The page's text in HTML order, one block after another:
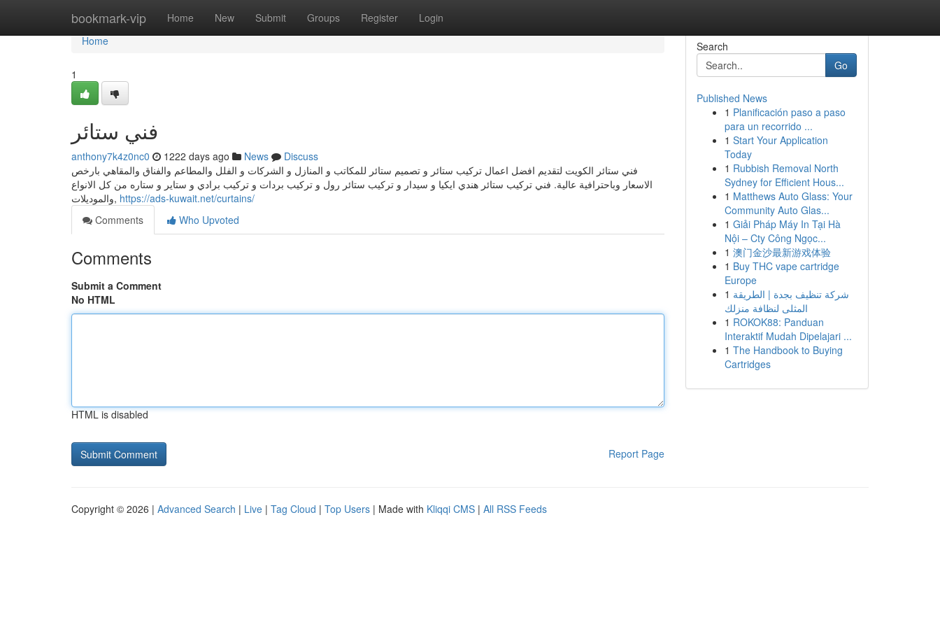
bookmark-vip Home New Submit Groups Register Login
Home
Home
1
فني ستائر
anthony7k4z0nc0 1222 days ago News
Discuss
فني ستائر الكويت لتقديم افضل اعمال تركيب ستائر و تصميم ستائر للمكاتب و المنازل و الشركات و الفلل والمطاعم والفناق والمقاهي بارخص
الاسعار وباحترافية عالية. فني تركيب ستائر هندي ايكيا و سيدار و تركيب ستائر رول و تركيب بردات و تركيب برادي و ستاير و ستاره من كل الانواع
والموديلات, https://ads-kuwait.net/curtains/
Comments
Who Upvoted
Comments
Submit a Comment
No HTML
HTML is disabled
Report Page
Search
Go
Published News
1 Planificación paso a paso
para un recorrido ...
1 Start Your Application
Today
1 Rubbish Removal North
Sydney for Efficient Hous...
1 Matthews Auto Glass: Your
Community Auto Glas...
1 Giải Pháp Máy In Tại Hà
Nội – Cty Công Ngọc...
1 澳门金沙最新游戏体验
1 Buy THC vape cartridge
Europe
1 شركة تنظيف بجدة | الطريقة
المثلى لنظافة منزلك
1 ROKOK88: Panduan
Interaktif Mudah Dipelajari ...
1 The Handbook to Buying
Cartridges
Copyright © 2026 | Advanced Search | Live | Tag Cloud | Top Users | Made with Kliqqi CMS | All RSS Feeds